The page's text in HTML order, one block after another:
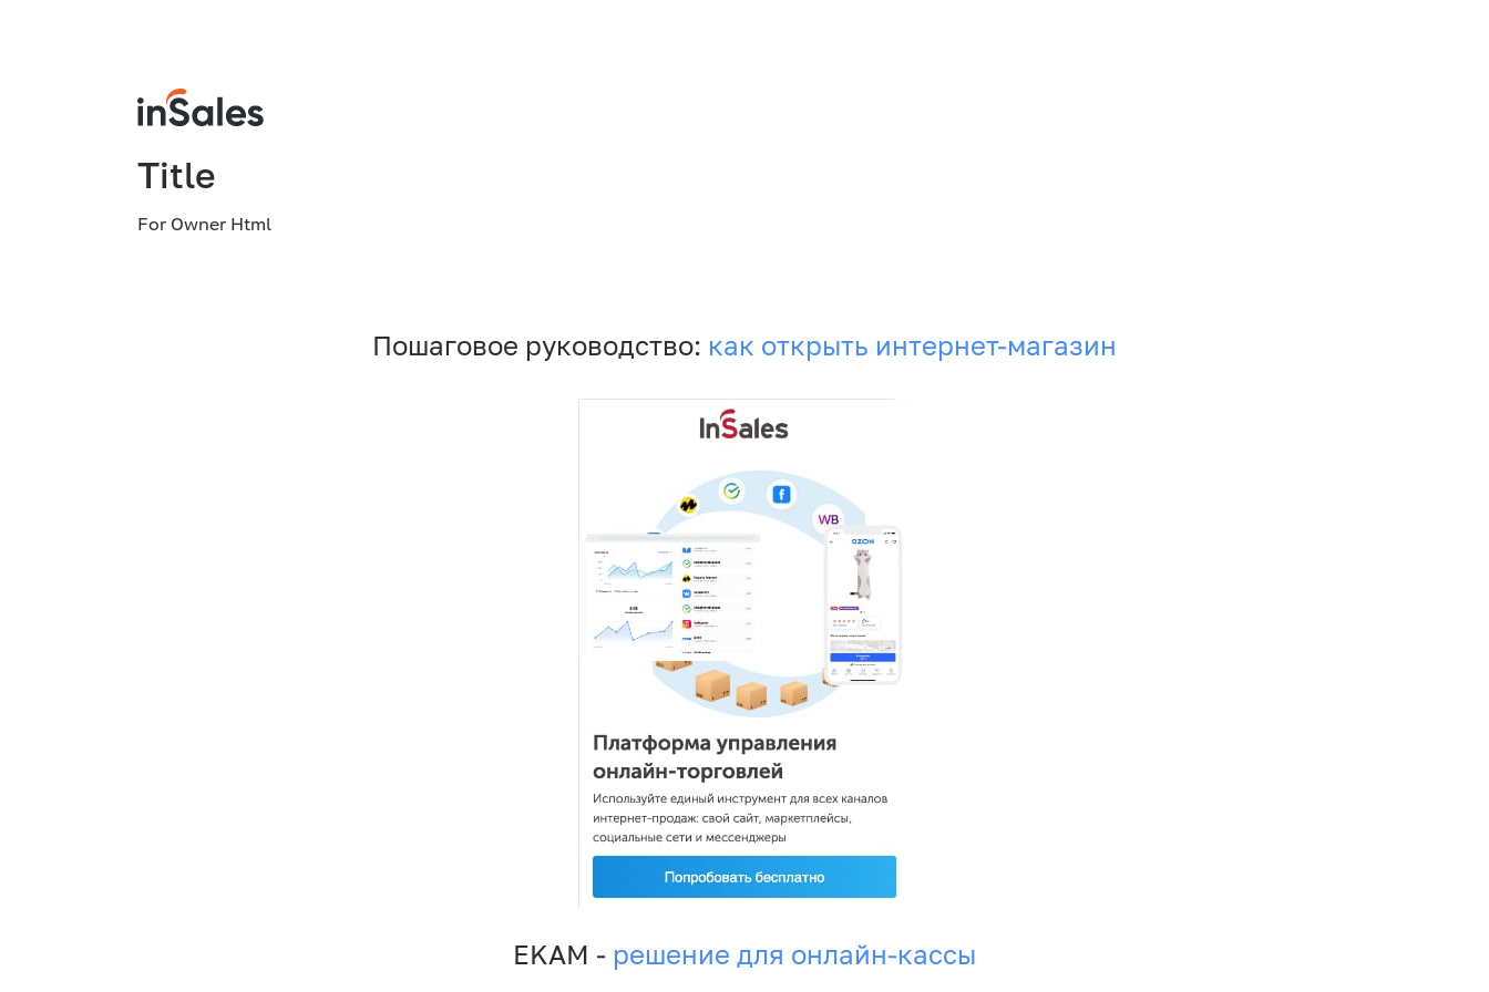
Title
For Owner Html
Пошаговое руководство: как открыть интернет-магазин
EKAM - решение для онлайн-кассы